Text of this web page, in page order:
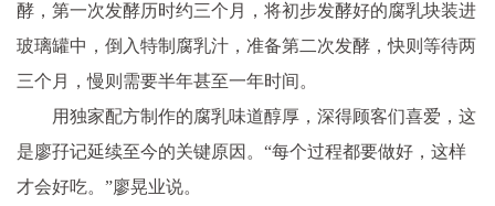
酵，第一次发酵历时约三个月，将初步发酵好的腐乳块装进
玻璃罐中，倒入特制腐乳汁，准备第二次发酵，快则等待两
三个月，慢则需要半年甚至一年时间。
用独家配方制作的腐乳味道醇厚，深得顾客们喜爱，这
是廖孖记延续至今的关键原因。“每个过程都要做好，这样
才会好吃。”廖晃业说。